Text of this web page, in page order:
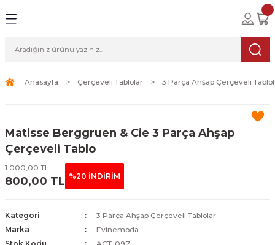
Tablolar
Tablolar
Sanat
Anasayfa Çerçeveli Tablolar 3 Parça Ahşap Çerçeveli
Matisse Berggruen & Cie 3 Parça Ahşap
Çerçeveli Tablo
1.000,00 TL
800,00 TL %20 İNDİRİM
Kategori
3 Parça Ahşap Çerçeveli Tablolar
Marka
Evinemoda